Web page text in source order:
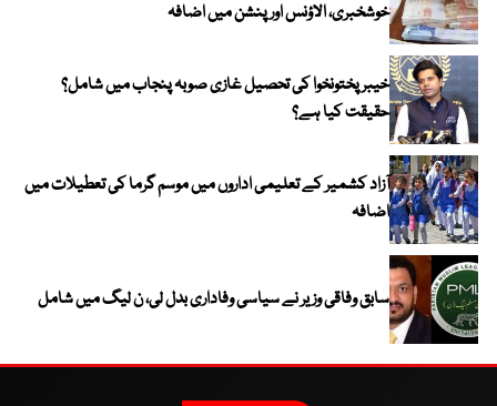
خوشخبری، الاؤنس اور پنشن میں اضافہ
خیبر پختونخوا کی تحصیل غازی صوبہ پنجاب میں شامل؟
حقیقت کیا ہے؟
آزاد کشمیر کے تعلیمی اداروں میں موسم گرما کی تعطیلات میں
اضافہ
سابق وفاقی وزیر نے سیاسی وفاداری بدل لی، ن لیگ میں شامل